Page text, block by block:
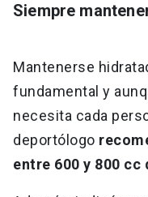
Siempre
Mantenerse
fundamental y
necesita cada
deportólogo
entre 600 y 800 cc